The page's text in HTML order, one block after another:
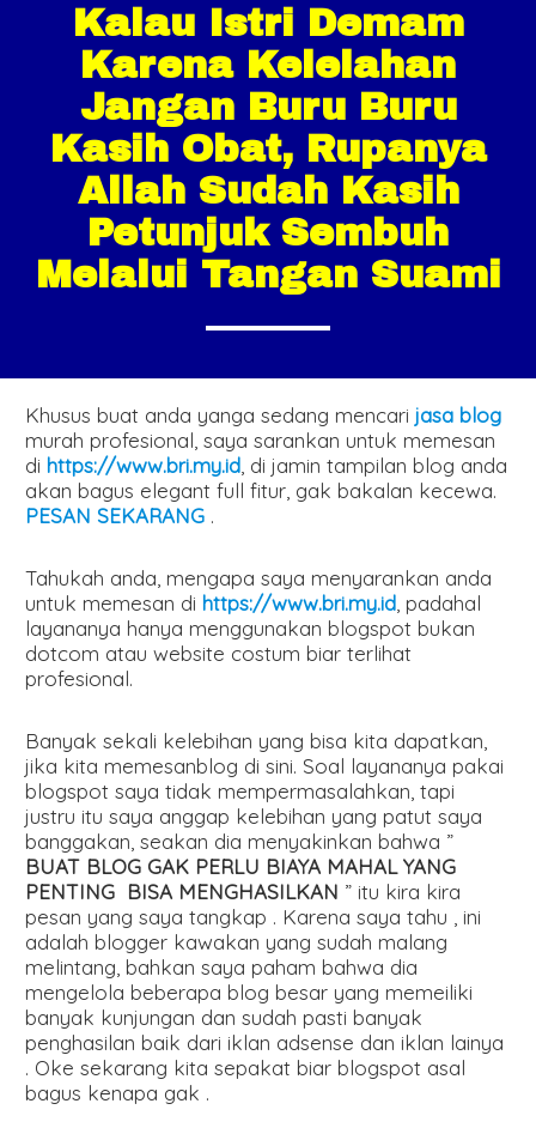
Kalau Istri Demam
Karena Kelelahan
Jangan Buru Buru
Kasih Obat, Rupanya
Allah Sudah Kasih
Petunjuk Sembuh
Melalui Tangan Suami
Khusus buat anda yanga sedang mencarijasa blog
murah profesional, saya sarankan untuk memesan
dihttps://www.bri.my.id , di jamin tampilan blog anda
akan bagus elegant full fitur, gak bakalan kecewa.
PESAN SEKARANG .
Tahukah anda, mengapa saya menyarankan anda
untuk memesan dihttps://www.bri.my.id , padahal
layananya hanya menggunakan blogspot bukan
dotcom atau website costum biar terlihat
profesional.
Banyak sekali kelebihan yang bisa kita dapatkan,
jika kita memesanblog di sini. Soal layananya pakai
blogspot saya tidak mempermasalahkan, tapi
justru itu saya anggap kelebihan yang patut saya
banggakan, seakan dia menyakinkan bahwa ”
BUAT BLOG GAK PERLU BIAYA MAHAL YANG
PENTING BISA MENGHASILKAN ” itu kira kira
pesan yang saya tangkap . Karena saya tahu , ini
adalah blogger kawakan yang sudah malang
melintang, bahkan saya paham bahwa dia
mengelola beberapa blog besar yang memeiliki
banyak kunjungan dan sudah pasti banyak
penghasilan baik dari iklan adsense dan iklan lainya
. Oke sekarang kita sepakat biar blogspot asal
bagus kenapa gak .